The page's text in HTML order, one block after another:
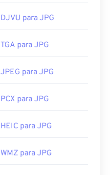
DJVU para JPG
TGA para JPG
JPEG para JPG
PCX para JPG
HEIC para JPG
WMZ para JPG